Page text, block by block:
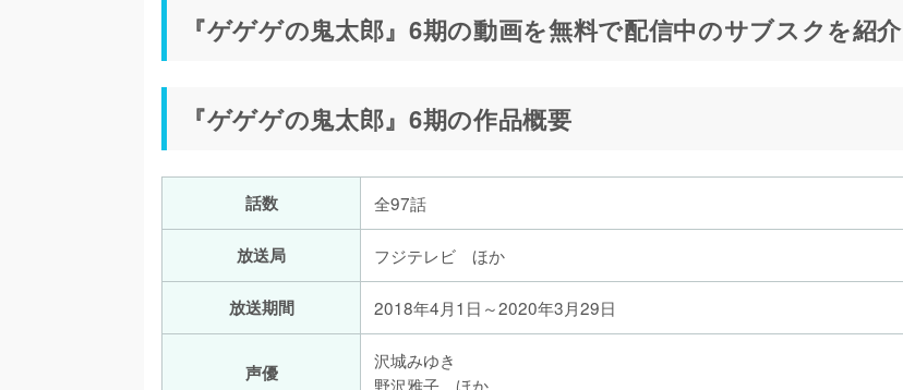
『ゲゲゲの鬼太郎』6期の動画を無料で配信中のサブスクを紹介
『ゲゲゲの鬼太郎』6期の作品概要
話数 全97話
放送局 フジテレビ ほか
放送期間 2018年4月1日～2020年3月29日
声優
沢城みゆき
野沢雅子 ほか